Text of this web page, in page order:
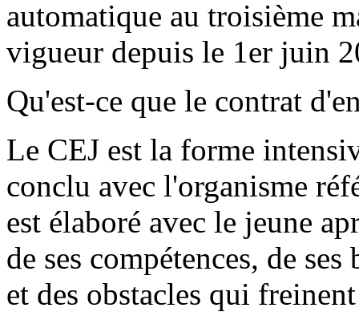
automatique au troisième
vigueur depuis le 1er juin
Qu'est-ce que le contrat
Le CEJ est la forme
conclu avec l'organisme
est élaboré avec le jeune
de ses compétences, de
et des obstacles qui